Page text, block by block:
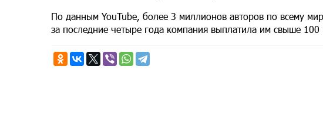
По данным YouTube, более 3 миллионов авторов по всему
за последние четыре года компания выплатила им свыше